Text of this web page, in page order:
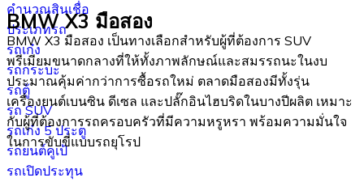
คำนวณสินเชื่อ
ประเภทรถ
รถเก๋ง
รถกระบะ
รถตู้
รถ SUV
รถเก๋ง 5 ประตู
รถยนต์คูเป้
รถเปิดประทุน
BMW X3 มือสอง
BMW X3 มือสอง เป็นทางเลือกสำหรับผู้ที่ต้องการ SUV
พรีเมียมขนาดกลางที่ให้ทั้งภาพลักษณ์และสมรรถนะในงบ
ประมาณคุ้มค่ากว่าการซื้อรถใหม่ ตลาดมือสองมีทั้งรุ่น
เครื่องยนต์เบนซิน ดีเซล และปลั๊กอินไฮบริดในบางปีผลิต เหมาะ
กับผู้ที่ต้องการรถครอบครัวที่มีความหรูหรา พร้อมความมั่นใจ
ในการขับขี่แบบรถยุโรป